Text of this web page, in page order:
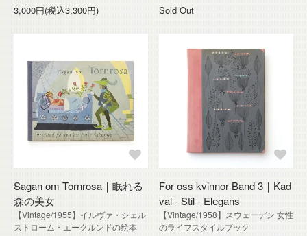
3,000円(税込3,300円) Sold Out
Sagan om Tornrosa｜眠れる
森の美女
【Vintage/1955】イルヴァ・シェル
ストローム・エークルンドの絵本
For oss kvinnor Band 3｜Kad
val - Stil - Elegans
【Vintage/1958】スウェーデン 女性
のライフスタイルブック